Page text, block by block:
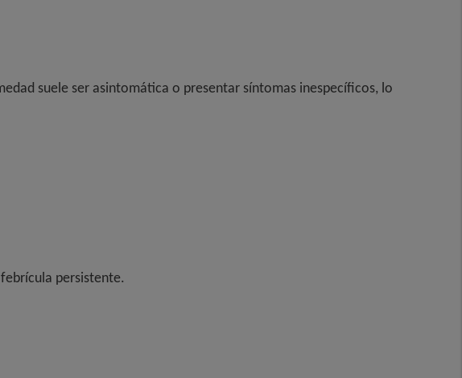
suele ser asintomática o presentar síntomas inespecíficos, lo
persistente.